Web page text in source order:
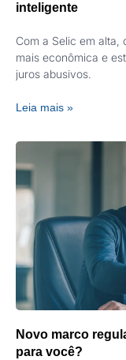
inteligente
Com a Selic em alta,
mais econômica e
juros abusivos.
Leia mais »
Novo marco
para você?